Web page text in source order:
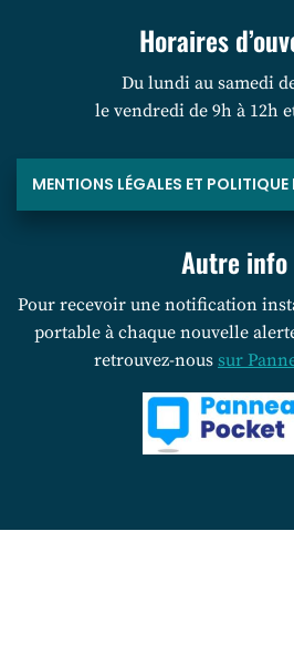
Horaires
Du lundi au samedi
le vendredi de 9h à 12h
MENTIONS LÉGALES ET
Autre info
Pour recevoir une notification
portable à chaque nouvelle
retrouvez-nous sur